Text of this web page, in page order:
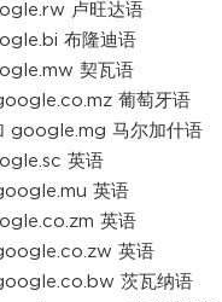
卢旺达语
布隆迪语
契瓦语
葡萄牙语
google.mg 马尔加什语
英语
英语
英语
英语
茨瓦纳语